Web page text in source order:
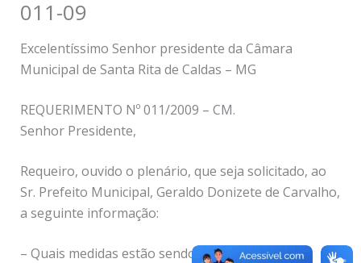
011-09
Excelentíssimo Senhor presidente da Câmara
Municipal de Santa Rita de Caldas – MG
REQUERIMENTO Nº 011/2009 – CM.
Senhor Presidente,
Requeiro, ouvido o plenário, que seja solicitado, ao
Sr. Prefeito Municipal, Geraldo Donizete de Carvalho,
a seguinte informação:
– Quais medidas estão sendo tomadas quanto à